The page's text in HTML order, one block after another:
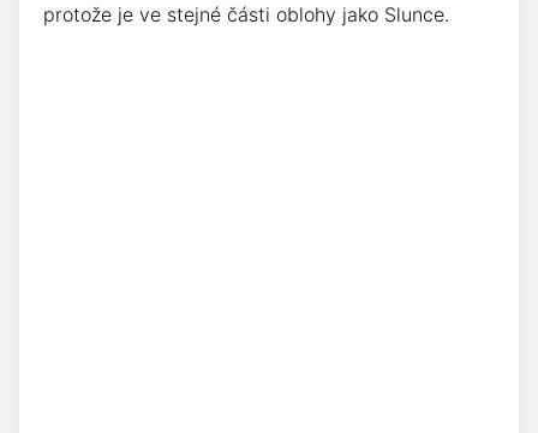
protože je ve stejné části oblohy jako Slunce.